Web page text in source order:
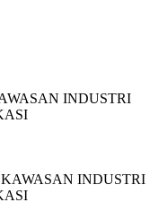
INDUSTRI